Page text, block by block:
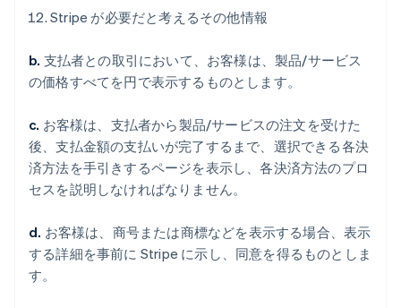
Stripe が必要だと考えるその他情報
b. 支払者との取引において、お客様は、製品/サービス
の価格すべてを円で表示するものとします。
c. お客様は、支払者から製品/サービスの注文を受けた
後、支払金額の支払いが完了するまで、選択できる各決
済方法を手引きするページを表示し、各決済方法のプロ
セスを説明しなければなりません。
d. お客様は、商号または商標などを表示する場合、表示
する詳細を事前に Stripe に示し、同意を得るものとしま
す。